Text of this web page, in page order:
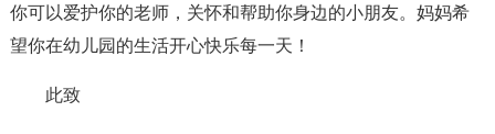
你可以爱护你的老师，关怀和帮助你身边的小朋友。妈妈希
望你在幼儿园的生活开心快乐每一天！
此致